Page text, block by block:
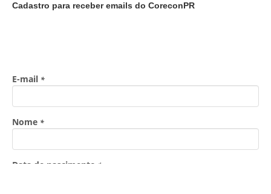
Cadastro para receber emails do CoreconPR